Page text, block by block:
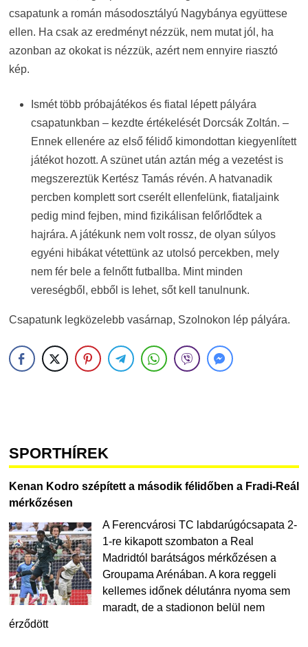
csapatunk a román másodosztályú Nagybánya együttese
ellen. Ha csak az eredményt nézzük, nem mutat jól, ha
azonban az okokat is nézzük, azért nem ennyire riasztó
kép.
Ismét több próbajátékos és fiatal lépett pályára
csapatunkban – kezdte értékelését Dorcsák Zoltán. –
Ennek ellenére az első félidő kimondottan kiegyenlített
játékot hozott. A szünet után aztán még a vezetést is
megszereztük Kertész Tamás révén. A hatvanadik
percben komplett sort cserélt ellenfelünk, fiataljaink
pedig mind fejben, mind fizikálisan felőrlődtek a
hajrára. A játékunk nem volt rossz, de olyan súlyos
egyéni hibákat vétettünk az utolsó percekben, mely
nem fér bele a felnőtt futballba. Mint minden
vereségből, ebből is lehet, sőt kell tanulnunk.
Csapatunk legközelebb vasárnap, Szolnokon lép pályára.
SPORTHÍREK
Kenan Kodro szépített a második félidőben a Fradi-Reál
mérkőzésen
A Ferencvárosi TC labdarúgócsapata 2-
1-re kikapott szombaton a Real
Madridtól barátságos mérkőzésen a
Groupama Arénában. A kora reggeli
kellemes időnek délutánra nyoma sem
maradt, de a stadionon belül nem
érződött